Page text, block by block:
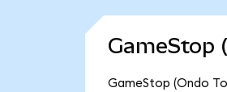
GameStop
GameStop (Ondo